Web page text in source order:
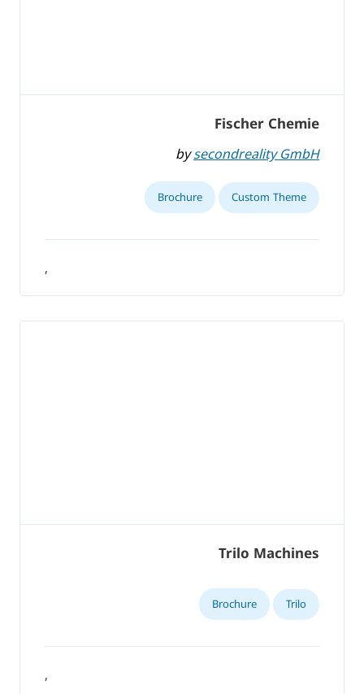
Fischer Chemie
bysecondreality GmbH
Custom Theme
Brochure
,
Trilo Machines
Trilo
Brochure
,